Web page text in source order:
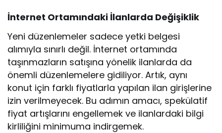
İnternet Ortamındaki İlanlarda Değişiklik
Yeni düzenlemeler sadece yetki belgesi
alımıyla sınırlı değil. İnternet ortamında
taşınmazların satışına yönelik ilanlarda da
önemli düzenlemelere gidiliyor. Artık, aynı
konut için farklı fiyatlarla yapılan ilan girişlerine
izin verilmeyecek. Bu adımın amacı, spekülatif
fiyat artışlarını engellemek ve ilanlardaki bilgi
kirliliğini minimuma indirgemek.